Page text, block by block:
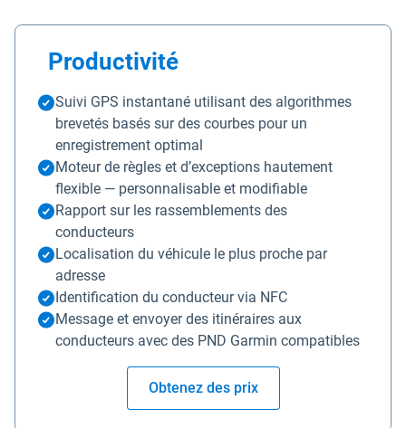
Productivité
Suivi GPS instantané utilisant des algorithmes
brevetés basés sur des courbes pour un
enregistrement optimal
Moteur de règles et d’exceptions hautement
flexible — personnalisable et modifiable
Rapport sur les rassemblements des
conducteurs
Localisation du véhicule le plus proche par
adresse
Identification du conducteur via NFC
Message et envoyer des itinéraires aux
conducteurs avec des PND Garmin compatibles
Obtenez des prix